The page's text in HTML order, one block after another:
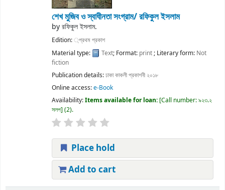
শেখ মুজিব ও স্বাধীনতা সংগ্রাম/রফিকুল ইসলাম
byরফিকুল ইসলাম.
Edition:্প্রথম প্রকাশ
Material type:
Text; Format: print; Literary form: Not
fiction
Publication details:ঢাকাকাকলী প্রকাশনী ২০১৮
Online access:e-Book
Availability:Items available for loan: Call number:৯২৩.২
সলপ (2).
Place hold
Add to cart